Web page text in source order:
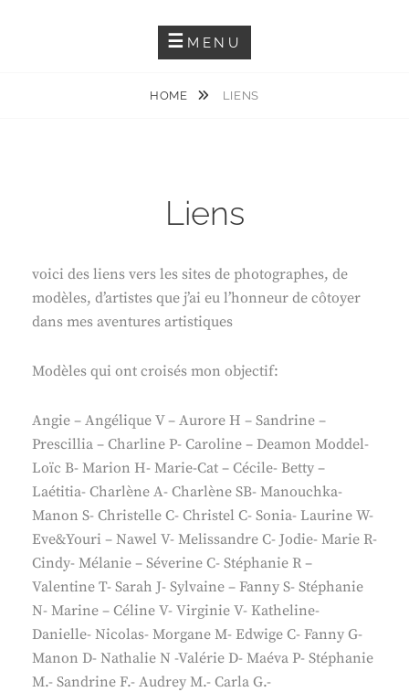
RÉMY T. PHOTOGRAPHIES
MENU
HOME LIENS
Liens
voici des liens vers les sites de photographes, de
modèles, d’artistes que j’ai eu l’honneur de côtoyer
dans mes aventures artistiques
Modèles qui ont croisés mon objectif:
Angie – Angélique V – Aurore H – Sandrine –
Prescillia – Charline P- Caroline – Deamon Moddel-
Loïc B- Marion H- Marie-Cat – Cécile- Betty –
Laétitia- Charlène A- Charlène SB- Manouchka-
Manon S- Christelle C- Christel C- Sonia- Laurine W-
Eve&Youri – Nawel V- Melissandre C- Jodie- Marie R-
Cindy- Mélanie – Séverine C- Stéphanie R –
Valentine T- Sarah J- Sylvaine – Fanny S- Stéphanie
N- Marine – Céline V- Virginie V- Katheline-
Danielle- Nicolas- Morgane M- Edwige C- Fanny G-
Manon D- Nathalie N -Valérie D- Maéva P- Stéphanie
M.- Sandrine F.- Audrey M.- Carla G.-